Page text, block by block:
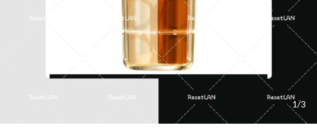
1/3